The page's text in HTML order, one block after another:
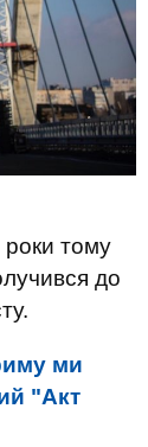
тому
до
ми
"Акт